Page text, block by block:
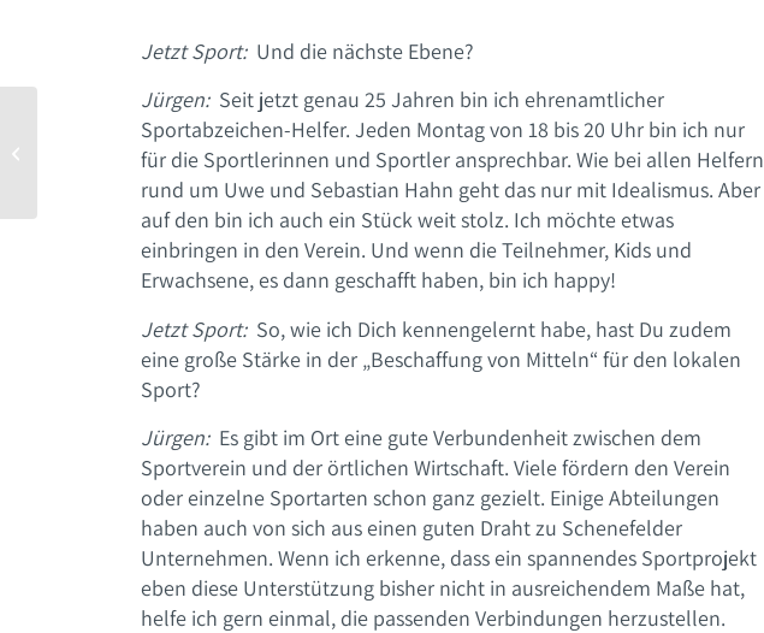
Jetzt Sport:Und die nächste Ebene?
Jürgen:Seit jetzt genau 25 Jahren bin ich ehrenamtlicher
Sportabzeichen-Helfer. Jeden Montag von 18 bis 20 Uhr bin ich nur
für die Sportlerinnen und Sportler ansprechbar. Wie bei allen Helfern
rund um Uwe und Sebastian Hahn geht das nur mit Idealismus. Aber
auf den bin ich auch ein Stück weit stolz. Ich möchte etwas
einbringen in den Verein. Und wenn die Teilnehmer, Kids und
Erwachsene, es dann geschafft haben, bin ich happy!
Jetzt Sport:So, wie ich Dich kennengelernt habe, hast Du zudem
eine große Stärke in der „Beschaffung von Mitteln“ für den lokalen
Sport?
Jürgen: Es gibt im Ort eine gute Verbundenheit zwischen dem
Sportverein und der örtlichen Wirtschaft. Viele fördern den Verein
oder einzelne Sportarten schon ganz gezielt. Einige Abteilungen
haben auch von sich aus einen guten Draht zu Schenefelder
Unternehmen. Wenn ich erkenne, dass ein spannendes Sportprojekt
eben diese Unterstützung bisher nicht in ausreichendem Maße hat,
helfe ich gern einmal, die passenden Verbindungen herzustellen.
Trainer und Sponsor Arne
Kröger im Interview